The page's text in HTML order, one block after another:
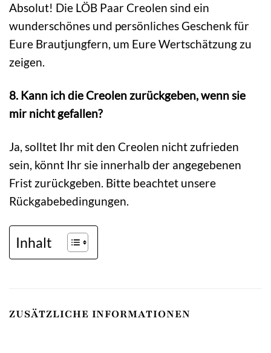
Absolut! Die LÖB Paar Creolen sind ein
wunderschönes und persönliches Geschenk für
Eure Brautjungfern, um Eure Wertschätzung zu
zeigen.
8. Kann ich die Creolen zurückgeben, wenn sie
mir nicht gefallen?
Ja, solltet Ihr mit den Creolen nicht zufrieden
sein, könnt Ihr sie innerhalb der angegebenen
Frist zurückgeben. Bitte beachtet unsere
Rückgabebedingungen.
Inhalt
ZUSÄTZLICHE INFORMATIONEN